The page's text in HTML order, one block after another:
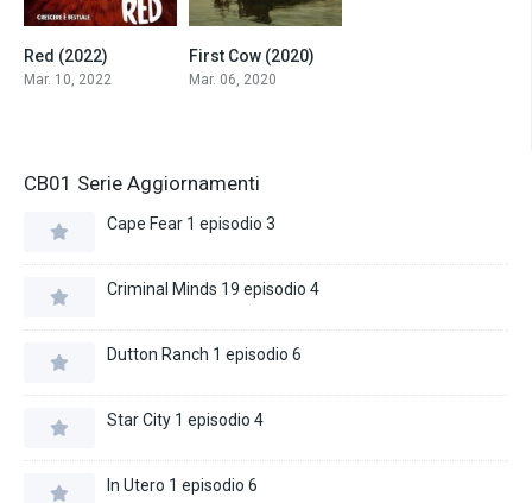
Red (2022)
Mar. 10, 2022
7.1
First Cow (2020)
Mar. 06, 2020
CB01 Serie Aggiornamenti
Cape Fear 1 episodio 3
Criminal Minds 19 episodio 4
Dutton Ranch 1 episodio 6
Star City 1 episodio 4
In Utero 1 episodio 6